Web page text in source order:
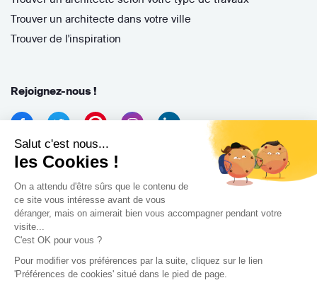
Salut c'est nous...
les Cookies !
On a attendu d'être sûrs que le contenu de
ce site vous intéresse avant de vous
déranger, mais on aimerait bien vous accompagner pendant votre
visite...
C'est OK pour vous ?
Pour modifier vos préférences par la suite, cliquez sur le lien
'Préférences de cookies' situé dans le pied de page.
Trouver un architecte dans votre ville
Trouver de l'inspiration
Rejoignez-nous !
Archidvisor
13 Rue des Cordeliers, 33000 Bordeaux, France
Copyright 2021